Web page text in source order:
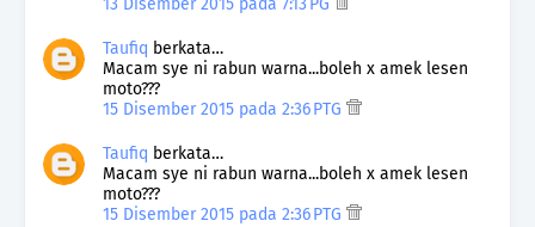
13 Disember 2015 pada 7:13 PG
Taufiq berkata…
Macam sye ni rabun warna...boleh x amek lesen
moto???
15 Disember 2015 pada 2:36 PTG
Taufiq berkata…
Macam sye ni rabun warna...boleh x amek lesen
moto???
15 Disember 2015 pada 2:36 PTG